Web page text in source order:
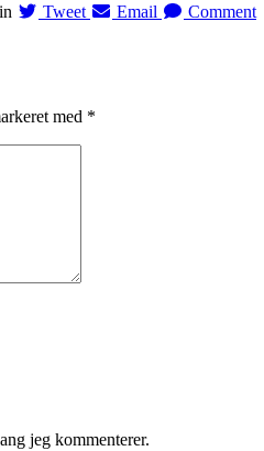
Tweet Email Comment
med *
jeg kommenterer.